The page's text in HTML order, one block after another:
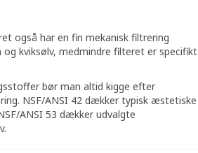
også har en fin mekanisk filtrering
og kviksølv, medmindre filteret er specifikt
bør man altid kigge efter
NSF/ANSI 42 dækker typisk æstetiske
ANSI 53 dækker udvalgte